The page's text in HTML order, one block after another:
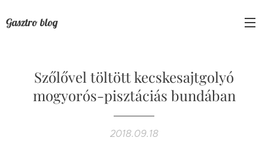
Gasztro blog
Szőlővel töltött kecskesajtgolyó
mogyorós-pisztáciás bundában
2018.09.18